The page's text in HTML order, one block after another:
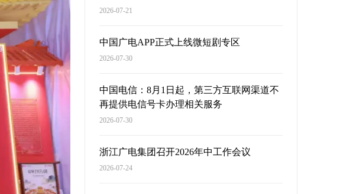
2026-07-21
中国广电APP正式上线微短剧专区
2026-07-30
中国电信：8月1日起，第三方互联网渠道不
再提供电信号卡办理相关服务
2026-07-30
浙江广电集团召开2026年中工作会议
2026-07-24